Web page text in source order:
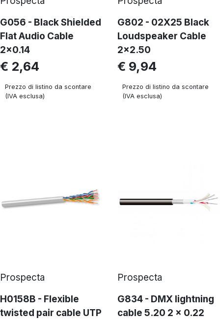
G056 - Black Shielded
Flat Audio Cable
2x0.14
€ 2,64
Prezzo di listino da scontare
(IVA esclusa)
G802 - 02X25 Black
Loudspeaker Cable
2x2.50
€ 9,94
Prezzo di listino da scontare
(IVA esclusa)
Prospecta
H0158B - Flexible
twisted pair cable UTP
Prospecta
G834 - DMX lightning
cable 5.20 2 x 0.22